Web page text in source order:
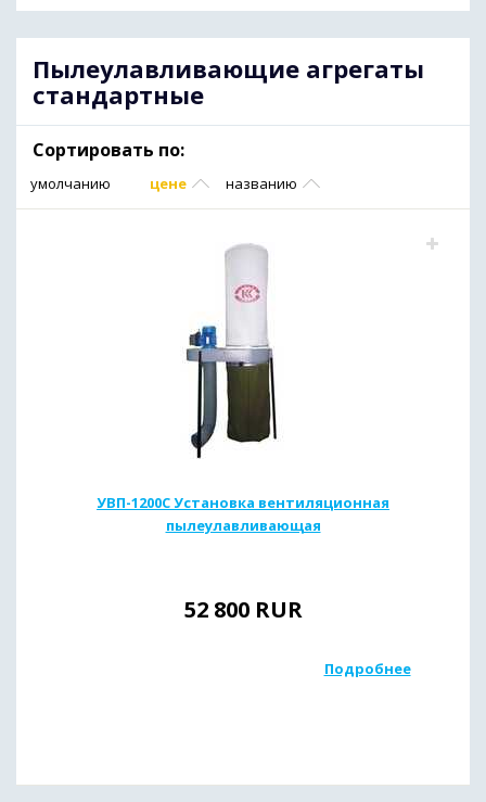
Пылеулавливающие агрегаты
стандартные
Сортировать по:
умолчанию цене названию
УВП-1200C Установка вентиляционная
пылеулавливающая
52 800 RUR
Подробнее